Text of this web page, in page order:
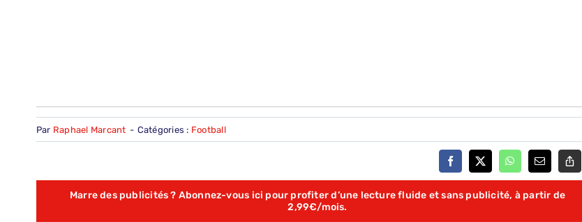
Par Raphael Marcant - Catégories : Football
Marre des publicités ? Abonnez-vous ici pour profiter d’une lecture fluide et sans publicité, à partir de
2,99€/mois.